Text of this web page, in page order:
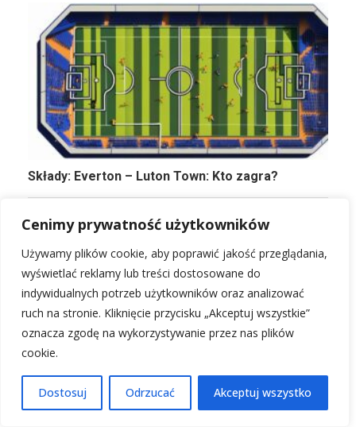
Cenimy prywatność użytkowników
Używamy plików cookie, aby poprawić jakość przeglądania,
wyświetlać reklamy lub treści dostosowane do
indywidualnych potrzeb użytkowników oraz analizować
ruch na stronie. Kliknięcie przycisku „Akceptuj wszystkie”
oznacza zgodę na wykorzystywanie przez nas plików
cookie.
Dostosuj Odrzucać Akceptuj wszystko
Składy: Everton – Luton Town: Kto zagra?
Składy: Jagiellonia Białystok vs Lechia Gdańsk –
kto zagra?